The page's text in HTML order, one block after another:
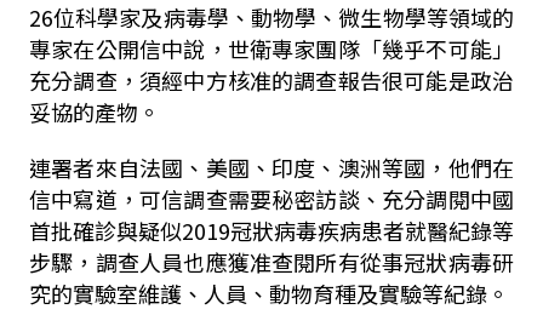
26位科學家及病毒學、動物學、微生物學等領域的
專家在公開信中說，世衛專家團隊「幾乎不可能」
充分調查，須經中方核准的調查報告很可能是政治
妥協的產物。
連署者來自法國、美國、印度、澳洲等國，他們在
信中寫道，可信調查需要秘密訪談、充分調閱中國
首批確診與疑似2019冠狀病毒疾病患者就醫紀錄等
步驟，調查人員也應獲准查閱所有從事冠狀病毒研
究的實驗室維護、人員、動物育種及實驗等紀錄。